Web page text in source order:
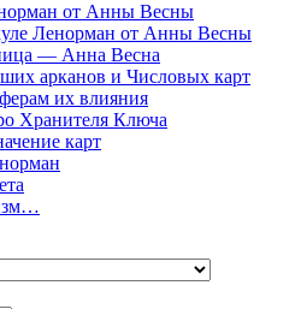
от Анны Весны
Ленорман от Анны Весны
— Анна Весна
арканов и Числовых карт
их влияния
Хранителя Ключа
карт